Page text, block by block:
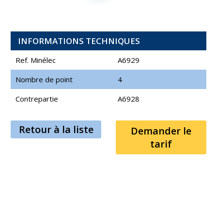
INFORMATIONS TECHNIQUES
Ref. Minélec
A6929
Nombre de point
4
Contrepartie
A6928
Retour à la liste
Demander le
tarif